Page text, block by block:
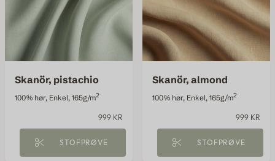
Skanör, pistachio
100% hør, Enkel, 165g/m2
999 KR
STOFPRØVE
Skanör, almond
100% hør, Enkel, 165g/m2
999 KR
STOFPRØVE